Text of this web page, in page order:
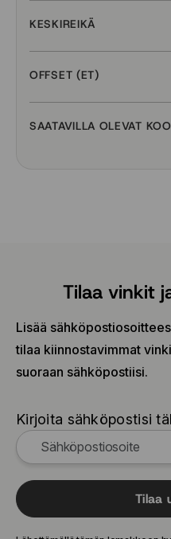
KESKIREIKÄ
OFFSET (ET)
SAATAVILLA OLEVAT
Tilaa vinkit
Lisää
tilaa kiinnostavimmat
suoraan sähköpostiisi.
Kirjoita sähköpostisi
Tilaa